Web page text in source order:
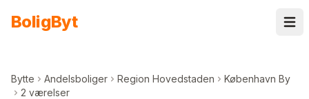
BoligByt
Bytte Andelsboliger Region Hovedstaden
København By
2 værelser